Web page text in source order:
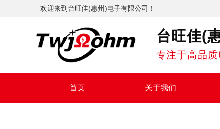
欢迎来到台旺佳(惠州)电子有限公司！
台旺佳(
专注于高品
首页 关于我们